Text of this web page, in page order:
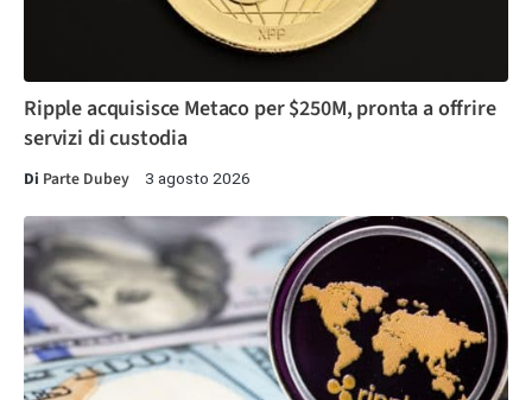
Ripple acquisisce Metaco per $250M, pronta a offrire
servizi di custodia
Di Parte Dubey 3 agosto 2026